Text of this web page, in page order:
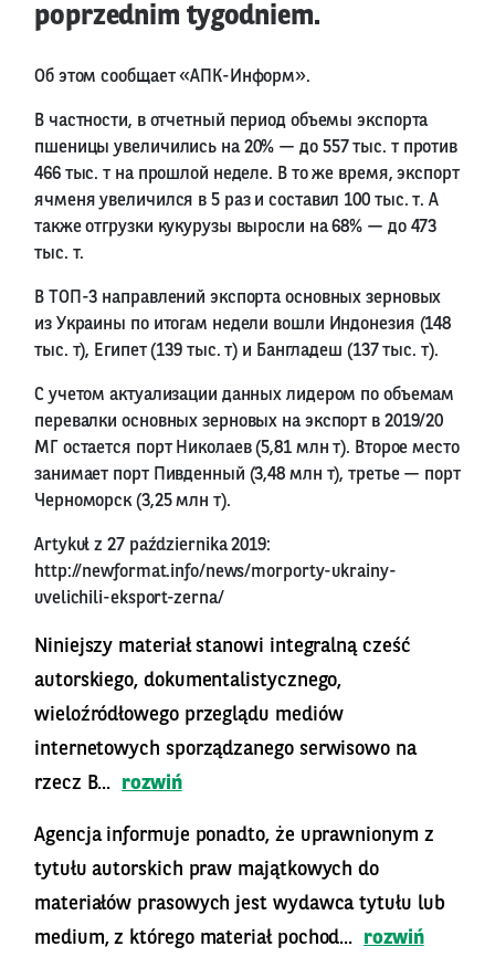
poprzednim tygodniem.
Об этом сообщает «АПК-Информ».
В частности, в отчетный период объемы экспорта
пшеницы увеличились на 20% — до 557 тыс. т против
466 тыс. т на прошлой неделе. В то же время, экспорт
ячменя увеличился в 5 раз и составил 100 тыс. т. А
также отгрузки кукурузы выросли на 68% — до 473
тыс. т.
В ТОП-3 направлений экспорта основных зерновых
из Украины по итогам недели вошли Индонезия (148
тыс. т), Египет (139 тыс. т) и Бангладеш (137 тыс. т).
С учетом актуализации данных лидером по объемам
перевалки основных зерновых на экспорт в 2019/20
МГ остается порт Николаев (5,81 млн т). Второе место
занимает порт Пивденный (3,48 млн т), третье — порт
Черноморск (3,25 млн т).
Artykuł z 27 października 2019:
http://newformat.info/news/morporty-ukrainy-
uvelichili-eksport-zerna/
Niniejszy materiał stanowi integralną cześć
autorskiego, dokumentalistycznego,
wieloźródłowego przeglądu mediów
internetowych sporządzanego serwisowo na
rzecz B...
rozwiń
Agencja informuje ponadto, że uprawnionym z
tytułu autorskich praw majątkowych do
materiałów prasowych jest wydawca tytułu lub
medium, z którego materiał pochod...
rozwiń